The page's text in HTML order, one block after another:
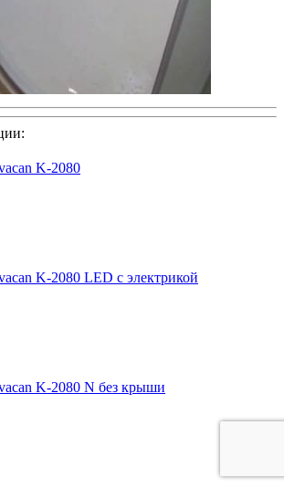
K-2080
K-2080 LED с электрикой
K-2080 N без крыши